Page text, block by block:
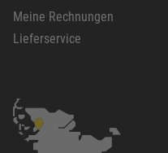
Meine Rechnungen
Lieferservice